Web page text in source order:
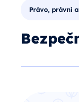
Právo, právní